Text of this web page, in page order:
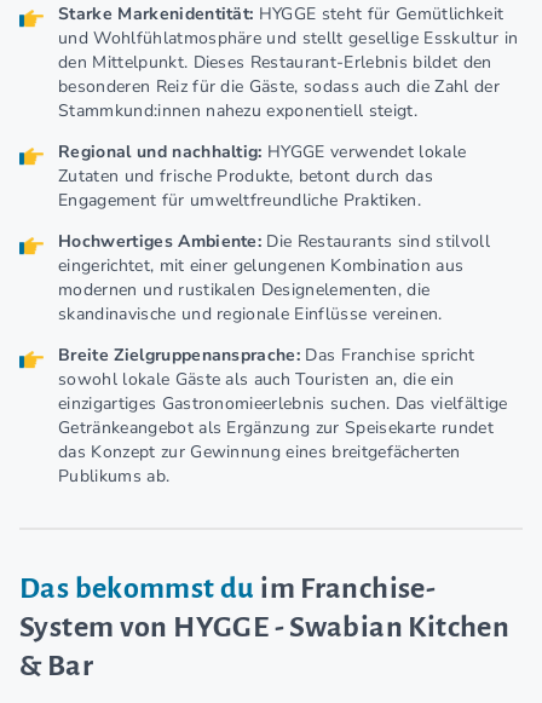
Starke Markenidentität: HYGGE steht für Gemütlichkeit
und Wohlfühlatmosphäre und stellt gesellige Esskultur in
den Mittelpunkt. Dieses Restaurant-Erlebnis bildet den
besonderen Reiz für die Gäste, sodass auch die Zahl der
Stammkund:innen nahezu exponentiell steigt.
Regional und nachhaltig: HYGGE verwendet lokale
Zutaten und frische Produkte, betont durch das
Engagement für umweltfreundliche Praktiken.
Hochwertiges Ambiente: Die Restaurants sind stilvoll
eingerichtet, mit einer gelungenen Kombination aus
modernen und rustikalen Designelementen, die
skandinavische und regionale Einflüsse vereinen.
Breite Zielgruppenansprache: Das Franchise spricht
sowohl lokale Gäste als auch Touristen an, die ein
einzigartiges Gastronomieerlebnis suchen. Das vielfältige
Getränkeangebot als Ergänzung zur Speisekarte rundet
das Konzept zur Gewinnung eines breitgefächerten
Publikums ab.
Das bekommst du im Franchise-
System von HYGGE - Swabian Kitchen
& Bar